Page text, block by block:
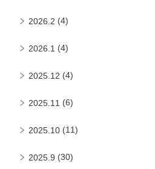
2026.2 (4)
2026.1 (4)
2025.12 (4)
2025.11 (6)
2025.10 (11)
2025.9 (30)